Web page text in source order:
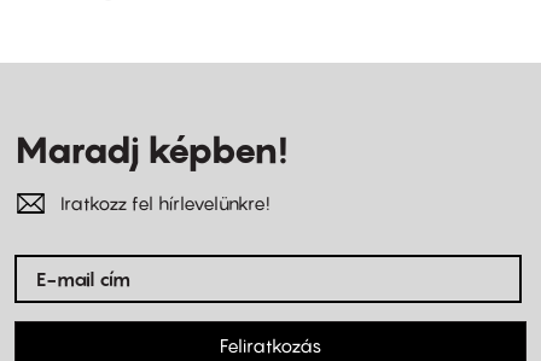
Maradj képben!
Iratkozz fel hírlevelünkre!
Feliratkozás